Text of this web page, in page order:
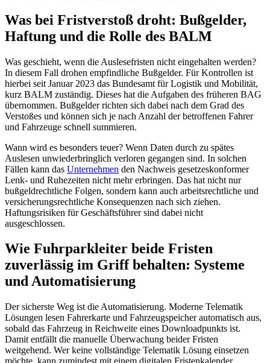
Was bei Fristverstoß droht: Bußgelder,
Haftung und die Rolle des BALM
Was geschieht, wenn die Auslesefristen nicht eingehalten werden?
In diesem Fall drohen empfindliche Bußgelder. Für Kontrollen ist
hierbei seit Januar 2023 das Bundesamt für Logistik und Mobilität,
kurz BALM zuständig. Dieses hat die Aufgaben des früheren BAG
übernommen. Bußgelder richten sich dabei nach dem Grad des
Verstoßes und können sich je nach Anzahl der betroffenen Fahrer
und Fahrzeuge schnell summieren.
Wann wird es besonders teuer? Wenn Daten durch zu spätes
Auslesen unwiederbringlich verloren gegangen sind. In solchen
Fällen kann das Unternehmen den Nachweis gesetzeskonformer
Lenk- und Ruhezeiten nicht mehr erbringen. Das hat nicht nur
bußgeldrechtliche Folgen, sondern kann auch arbeitsrechtliche und
versicherungsrechtliche Konsequenzen nach sich ziehen.
Haftungsrisiken für Geschäftsführer sind dabei nicht
ausgeschlossen.
Wie Fuhrparkleiter beide Fristen
zuverlässig im Griff behalten: Systeme
und Automatisierung
Der sicherste Weg ist die Automatisierung. Moderne Telematik
Lösungen lesen Fahrerkarte und Fahrzeugspeicher automatisch aus,
sobald das Fahrzeug in Reichweite eines Downloadpunkts ist.
Damit entfällt die manuelle Überwachung beider Fristen
weitgehend. Wer keine vollständige Telematik Lösung einsetzen